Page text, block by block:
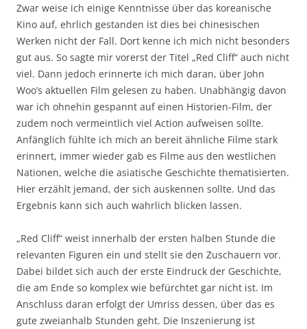
Zwar weise ich einige Kenntnisse über das koreanische
Kino auf, ehrlich gestanden ist dies bei chinesischen
Werken nicht der Fall. Dort kenne ich mich nicht besonders
gut aus. So sagte mir vorerst der Titel „Red Cliff“ auch nicht
viel. Dann jedoch erinnerte ich mich daran, über John
Woo’s aktuellen Film gelesen zu haben. Unabhängig davon
war ich ohnehin gespannt auf einen Historien-Film, der
zudem noch vermeintlich viel Action aufweisen sollte.
Anfänglich fühlte ich mich an bereit ähnliche Filme stark
erinnert, immer wieder gab es Filme aus den westlichen
Nationen, welche die asiatische Geschichte thematisierten.
Hier erzählt jemand, der sich auskennen sollte. Und das
Ergebnis kann sich auch wahrlich blicken lassen.
„Red Cliff“ weist innerhalb der ersten halben Stunde die
relevanten Figuren ein und stellt sie den Zuschauern vor.
Dabei bildet sich auch der erste Eindruck der Geschichte,
die am Ende so komplex wie befürchtet gar nicht ist. Im
Anschluss daran erfolgt der Umriss dessen, über das es
gute zweianhalb Stunden geht. Die Inszenierung ist